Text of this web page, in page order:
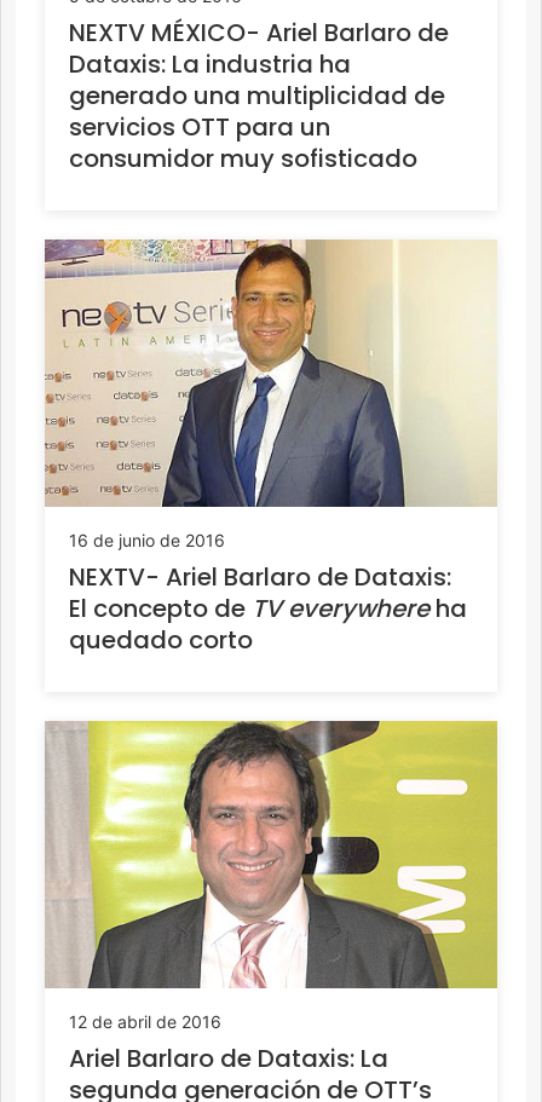
NEXTV MÉXICO- Ariel Barlaro de
Dataxis: La industria ha
generado una multiplicidad de
servicios OTT para un
consumidor muy sofisticado
16 de junio de 2016
NEXTV- Ariel Barlaro de Dataxis:
El concepto de TV everywhereha
quedado corto
12 de abril de 2016
Ariel Barlaro de Dataxis: La
segunda generación de OTT’s